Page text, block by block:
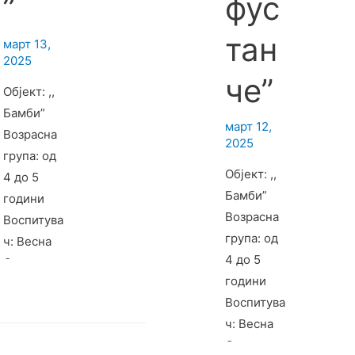
”
март 13,
2025
Објект: ,,
Бамби”
Возрасна
група: од
4 до 5
години
Воспитува
ч: Весна
Спирковск
фус
тан
че”
март 12,
2025
Објект: ,,
Бамби”
Возрасна
група: од
4 до 5
години
Воспитува
ч: Весна
Спирковск